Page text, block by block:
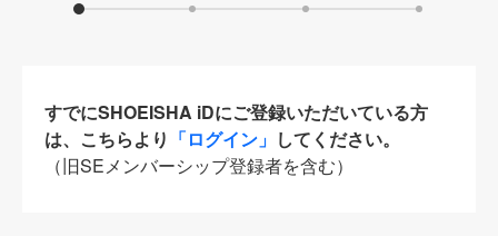
すでにSHOEISHA iDにご登録いただいている方
は、こちらより 「ログイン」 してください。
（旧SEメンバーシップ登録者を含む）